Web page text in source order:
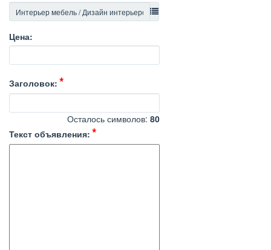
Цена:
Заголовок:
Осталось символов: 80
Текст объявления: